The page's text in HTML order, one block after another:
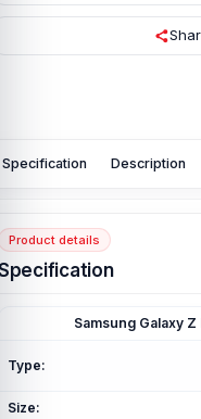
Specification Description
Product details
Samsung Galaxy
Type:
Size: